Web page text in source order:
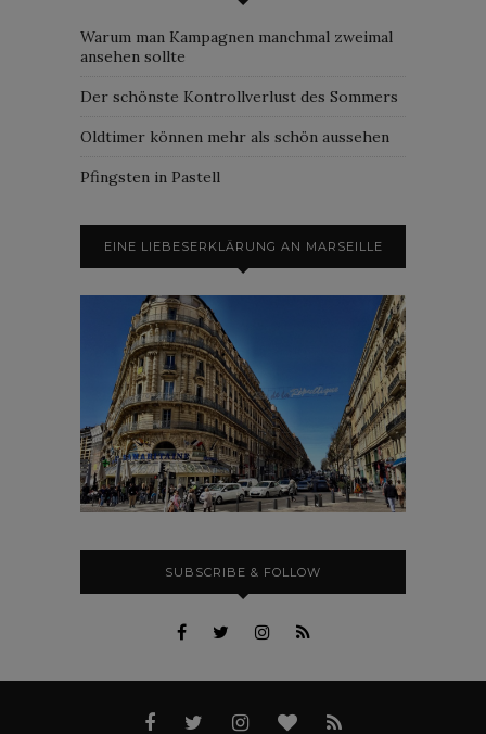
Warum man Kampagnen manchmal zweimal
ansehen sollte
Der schönste Kontrollverlust des Sommers
Oldtimer können mehr als schön aussehen
Pfingsten in Pastell
EINE LIEBESERKLÄRUNG AN MARSEILLE
SUBSCRIBE & FOLLOW